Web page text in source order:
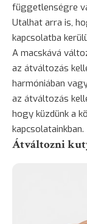
függetlenségre
Utalhat arra is,
kapcsolatba
A macskává
az átváltozás
harmóniában
az átváltozás
hogy küzdünk a
kapcsolatainkban.
Átváltozni